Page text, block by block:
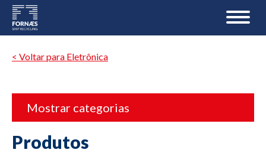
< Voltar para Eletrônica
Mostrar categorias
Produtos